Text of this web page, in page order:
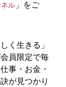
ル」をご
く生きる」
員限定で毎
事・お金・
が見つかり